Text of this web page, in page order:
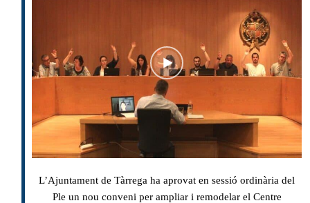
L’Ajuntament de Tàrrega ha aprovat en sessió ordinària del
Ple un nou conveni per ampliar i remodelar el Centre